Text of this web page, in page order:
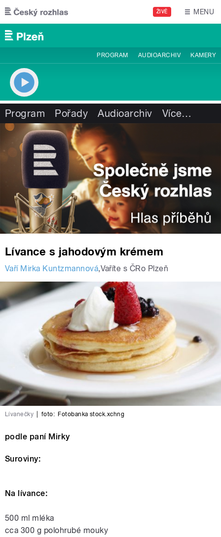
Přejít k hlavnímu obsahu
ŽIVĚ MENU
PROGRAM AUDIOARCHIV KAMERY
Program Pořady Audioarchiv Více…
Lívance s jahodovým krémem
Vaří Mirka Kuntzmannová,Vaříte s ČRo Plzeň
Lívanečky foto: Fotobanka stock.xchng
podle paní Mirky
Suroviny:
Na lívance:
500 ml mléka
cca 300 g polohrubé mouky